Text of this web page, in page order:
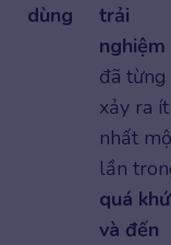
dùng
trải
nghiệm
đã từng
xảy ra ít
nhất
lần
quá khứ
và đến